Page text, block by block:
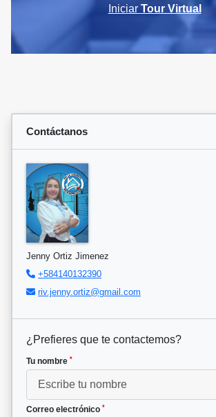
Iniciar Tour Virtual
Contáctanos
Jenny Ortiz Jimenez
+584140132390
riv.jenny.ortiz@gmail.com
¿Prefieres que te contactemos?
Tu nombre *
Correo electrónico *